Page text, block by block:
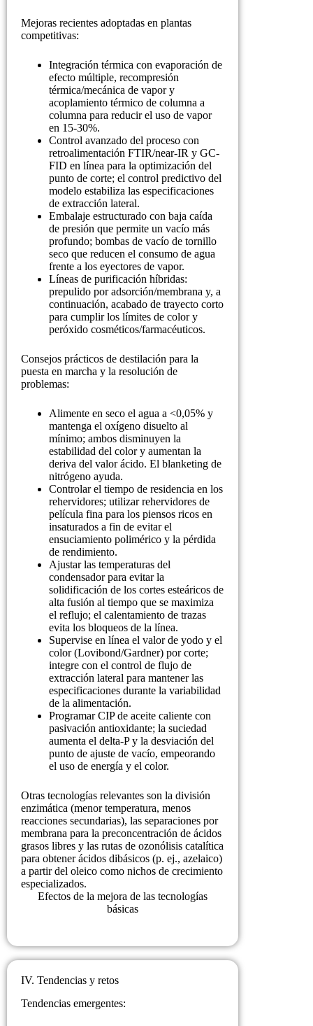
Mejoras recientes adoptadas en plantas
competitivas:
Integración térmica con evaporación de
efecto múltiple, recompresión
térmica/mecánica de vapor y
acoplamiento térmico de columna a
columna para reducir el uso de vapor
en 15-30%.
Control avanzado del proceso con
retroalimentación FTIR/near-IR y GC-
FID en línea para la optimización del
punto de corte; el control predictivo del
modelo estabiliza las especificaciones
de extracción lateral.
Embalaje estructurado con baja caída
de presión que permite un vacío más
profundo; bombas de vacío de tornillo
seco que reducen el consumo de agua
frente a los eyectores de vapor.
Líneas de purificación híbridas:
prepulido por adsorción/membrana y, a
continuación, acabado de trayecto corto
para cumplir los límites de color y
peróxido cosméticos/farmacéuticos.
Consejos prácticos de destilación para la
puesta en marcha y la resolución de
problemas:
Alimente en seco el agua a <0,05% y
mantenga el oxígeno disuelto al
mínimo; ambos disminuyen la
estabilidad del color y aumentan la
deriva del valor ácido. El blanketing de
nitrógeno ayuda.
Controlar el tiempo de residencia en los
rehervidores; utilizar rehervidores de
película fina para los piensos ricos en
insaturados a fin de evitar el
ensuciamiento polimérico y la pérdida
de rendimiento.
Ajustar las temperaturas del
condensador para evitar la
solidificación de los cortes esteáricos de
alta fusión al tiempo que se maximiza
el reflujo; el calentamiento de trazas
evita los bloqueos de la línea.
Supervise en línea el valor de yodo y el
color (Lovibond/Gardner) por corte;
integre con el control de flujo de
extracción lateral para mantener las
especificaciones durante la variabilidad
de la alimentación.
Programar CIP de aceite caliente con
pasivación antioxidante; la suciedad
aumenta el delta-P y la desviación del
punto de ajuste de vacío, empeorando
el uso de energía y el color.
Otras tecnologías relevantes son la división
enzimática (menor temperatura, menos
reacciones secundarias), las separaciones por
membrana para la preconcentración de ácidos
grasos libres y las rutas de ozonólisis catalítica
para obtener ácidos dibásicos (p. ej., azelaico)
a partir del oleico como nichos de crecimiento
especializados.
Efectos de la mejora de las tecnologías
básicas
IV. Tendencias y retos
Tendencias emergentes: